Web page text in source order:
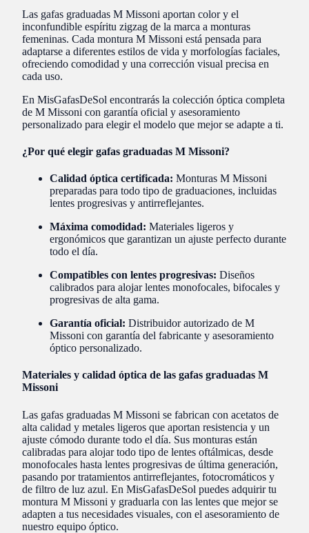
Las gafas graduadas M Missoni aportan color y el
inconfundible espíritu zigzag de la marca a monturas
femeninas. Cada montura M Missoni está pensada para
adaptarse a diferentes estilos de vida y morfologías faciales,
ofreciendo comodidad y una corrección visual precisa en
cada uso.
En MisGafasDeSol encontrarás la colección óptica completa
de M Missoni con garantía oficial y asesoramiento
personalizado para elegir el modelo que mejor se adapte a ti.
¿Por qué elegir gafas graduadas M Missoni?
Calidad óptica certificada: Monturas M Missoni
preparadas para todo tipo de graduaciones, incluidas
lentes progresivas y antirreflejantes.
Máxima comodidad: Materiales ligeros y
ergonómicos que garantizan un ajuste perfecto durante
todo el día.
Compatibles con lentes progresivas: Diseños
calibrados para alojar lentes monofocales, bifocales y
progresivas de alta gama.
Garantía oficial: Distribuidor autorizado de M
Missoni con garantía del fabricante y asesoramiento
óptico personalizado.
Materiales y calidad óptica de las gafas graduadas M
Missoni
Las gafas graduadas M Missoni se fabrican con acetatos de
alta calidad y metales ligeros que aportan resistencia y un
ajuste cómodo durante todo el día. Sus monturas están
calibradas para alojar todo tipo de lentes oftálmicas, desde
monofocales hasta lentes progresivas de última generación,
pasando por tratamientos antirreflejantes, fotocromáticos y
de filtro de luz azul. En MisGafasDeSol puedes adquirir tu
montura M Missoni y graduarla con las lentes que mejor se
adapten a tus necesidades visuales, con el asesoramiento de
nuestro equipo óptico.